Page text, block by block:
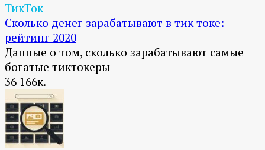
ТикТок
Сколько денег зарабатывают в тик токе:
рейтинг 2020
Данные о том, сколько зарабатывают самые
богатые тиктокеры
36 166к.